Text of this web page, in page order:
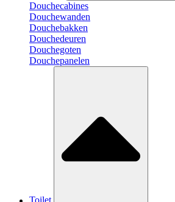
Douchecabines
Douchewanden
Douchebakken
Douchedeuren
Douchegoten
Douchepanelen